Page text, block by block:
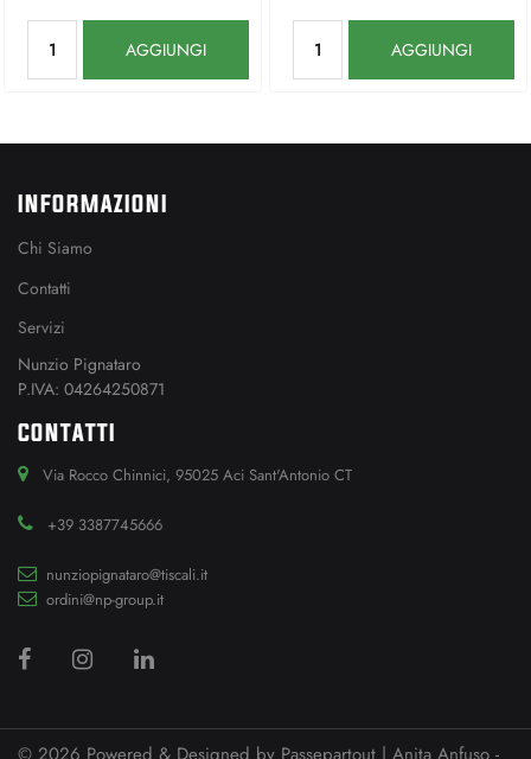
AGGIUNGI AGGIUNGI
INFORMAZIONI
Chi Siamo
Contatti
Servizi
Nunzio Pignataro
P.IVA: 04264250871
CONTATTI
Via Rocco Chinnici, 95025 Aci Sant'Antonio CT
+39 3387745666
nunziopignataro@tiscali.it
ordini@np-group.it